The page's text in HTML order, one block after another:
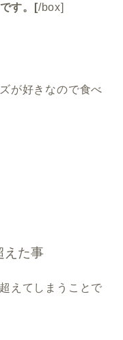
す。[/box]
が好きなので食べ
えた事
えてしまうことで